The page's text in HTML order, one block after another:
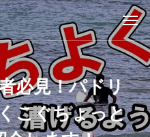
必見！パドリ
こぐちょっと